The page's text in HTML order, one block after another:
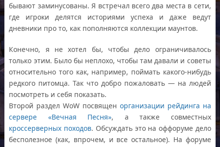
бывают заминусованы. Я встречал всего два места в сети,
где игроки делятся историями успеха и даже ведут
дневники про то, как пополняются коллекции маунтов.
Конечно, я не хотел бы, чтобы дело ограничивалось
только этим. Было бы неплохо, чтобы там давали и советы
относительно того как, например, поймать какого-нибудь
редкого питомца. Так что добро пожаловать — на людей
посмотреть и себя показать.
Второй раздел WoW посвящен организации рейдинга на
сервере «Вечная Песня», а также совместных
кроссерверных походов. Обсуждать это на оффоруме дело
бесполезное (как, впрочем, и все остальное). На форуме